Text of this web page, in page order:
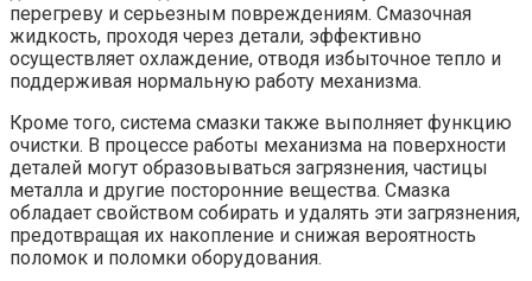
перегреву и серьезным повреждениям. Смазочная
жидкость, проходя через детали, эффективно
осуществляет охлаждение, отводя избыточное тепло и
поддерживая нормальную работу механизма.
Кроме того, система смазки также выполняет функцию
очистки. В процессе работы механизма на поверхности
деталей могут образовываться загрязнения, частицы
металла и другие посторонние вещества. Смазка
обладает свойством собирать и удалять эти загрязнения,
предотвращая их накопление и снижая вероятность
поломок и поломки оборудования.